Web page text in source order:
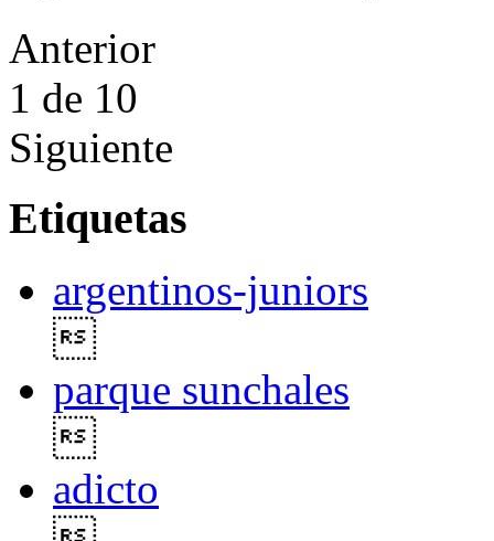
Anterior
1 de 10
Siguiente
Etiquetas
argentinos-juniors
parque sunchales
adicto